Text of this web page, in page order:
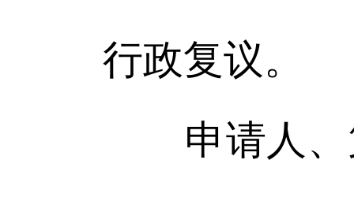
行政复议。
申请人、